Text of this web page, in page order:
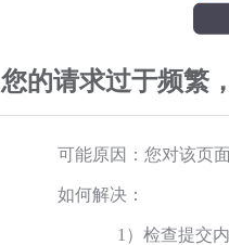
您的请求过于频繁
可能原因：您对该页
如何解决：
1）检查提交